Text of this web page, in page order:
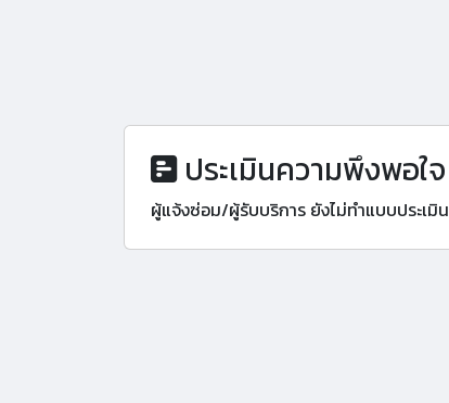
ประเมินความพึงพอใจ
ผู้แจ้งซ่อม/ผู้รับบริการ ยังไม่ทำแบบประเมิน